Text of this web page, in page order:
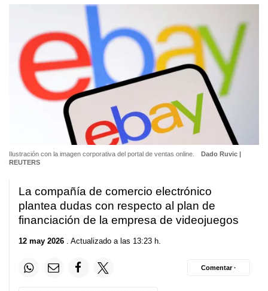
Ilustración con la imagen corporativa del portal de ventas online.
Dado Ruvic |
REUTERS
La compañía de comercio electrónico
plantea dudas con respecto al plan de
financiación de la empresa de videojuegos
12 may 2026 . Actualizado a las 13:23 h.
Comentar ·